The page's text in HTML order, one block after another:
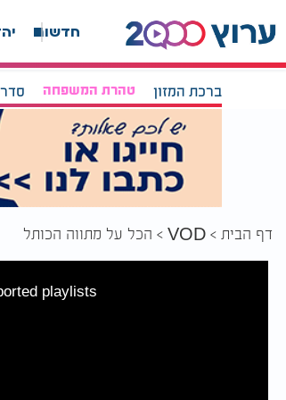
חדשות
ברכת המזון טהרת המשפחה
דף הבית VOD הכל על מתווה הכותל
playlists.